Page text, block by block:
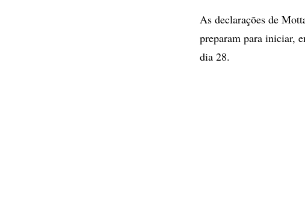
As declarações de
preparam para iniciar,
dia 28.